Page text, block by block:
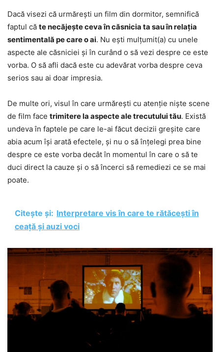
Dacă visezi că urmărești un film din dormitor, semnifică
faptul că te necăjește ceva în căsnicia ta sau în relația
sentimentală pe care o ai. Nu ești mulțumit(a) cu unele
aspecte ale căsniciei și în curând o să vezi despre ce este
vorba. O să afli dacă este cu adevărat vorba despre ceva
serios sau ai doar impresia.
De multe ori, visul în care urmărești cu atenție niște scene
de film face trimitere la aspecte ale trecutului tău. Există
undeva în faptele pe care le-ai făcut decizii greșite care
abia acum își arată efectele, și nu o să înțelegi prea bine
despre ce este vorba decât în momentul în care o să te
duci direct la cauze și o să încerci să remediezi ce se mai
poate.
Citește și: Interpretare vis în care te rătăcești în
ceață și auzi voci